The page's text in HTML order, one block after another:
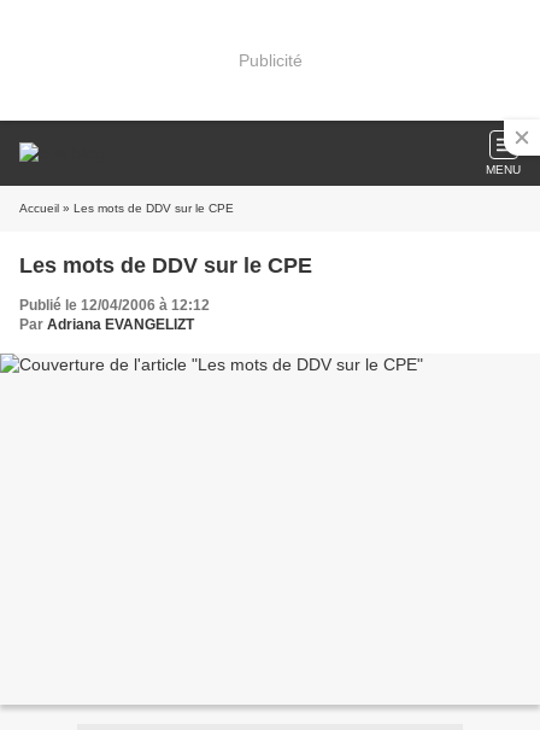
Publicité
MENU
Accueil » Les mots de DDV sur le CPE
Les mots de DDV sur le CPE
Publié le 12/04/2006 à 12:12
Par Adriana EVANGELIZT